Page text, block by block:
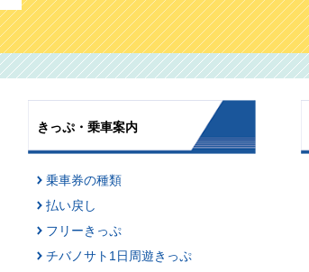
きっぷ・乗車案内
乗車券の種類
払い戻し
フリーきっぷ
チバノサト1日周遊きっぷ